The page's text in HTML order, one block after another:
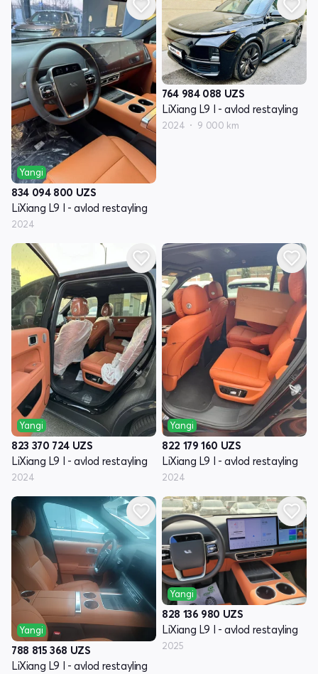
Yangi
834 094 800 UZS
LiXiang L9 I - avlod restayling
2024
764 984 088 UZS
LiXiang L9 I - avlod restayling
2024 9 000 km
Yangi
823 370 724 UZS
LiXiang L9 I - avlod restayling
2024
Yangi
822 179 160 UZS
LiXiang L9 I - avlod restayling
2024
Yangi
788 815 368 UZS
LiXiang L9 I - avlod restayling
Yangi
828 136 980 UZS
LiXiang L9 I - avlod restayling
2025